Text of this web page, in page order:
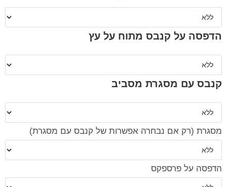
הדפסה על קנבס מתוח על עץ
קנבס עם מסגרת מסביב
מסגרת (רק אם נבחרה אפשרות של קנבס עם מסגרת)
הדפסה על פרספקס